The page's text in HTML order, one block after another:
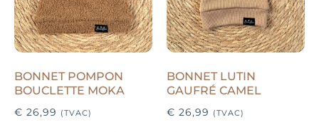
BONNET POMPON
BOUCLETTE MOKA
€ 26,99 (TVAC)
BONNET LUTIN
GAUFRÉ CAMEL
€ 26,99 (TVAC)